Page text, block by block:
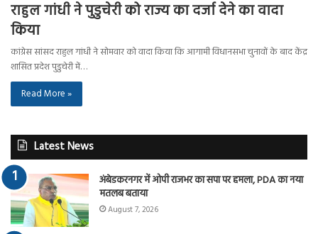
राहुल गांधी ने पुडुचेरी को राज्य का दर्जा देने का वादा
किया
कांग्रेस सांसद राहुल गांधी ने सोमवार को वादा किया कि आगामी विधानसभा चुनावों के बाद केंद्र
शासित प्रदेश पुडुचेरी में…
Read More »
Latest News
अंबेडकरनगर में ओपी राजभर का सपा पर हमला, PDA का नया
मतलब बताया
August 7, 2026